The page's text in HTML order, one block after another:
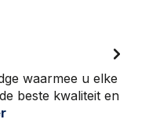
waarmee u elke
beste kwaliteit en